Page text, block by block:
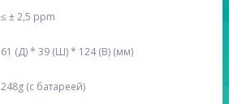
≤ ± 2,5 ppm
61 (Д) * 39 (Ш) * 124 (В) (мм)
248g (с батареей)